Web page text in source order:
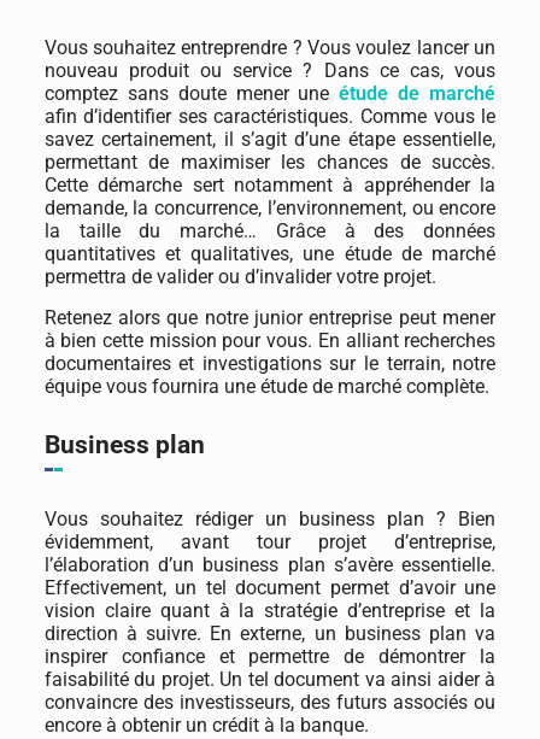
Vous souhaitez entreprendre ? Vous voulez lancer un
nouveau produit ou service ? Dans ce cas, vous
comptez sans doute mener uneétude de marché
afin d’identifier ses caractéristiques. Comme vous le
savez certainement, il s’agit d’une étape essentielle,
permettant de maximiser les chances de succès.
Cette démarche sert notamment à appréhender la
demande, la concurrence, l’environnement, ou encore
la taille du marché… Grâce à des données
quantitatives et qualitatives, une étude de marché
permettra de valider ou d’invalider votre projet.
Retenez alors que notre junior entreprise peut mener
à bien cette mission pour vous. En alliant recherches
documentaires et investigations sur le terrain, notre
équipe vous fournira une étude de marché complète.
Business plan
Vous souhaitez rédiger un business plan ? Bien
évidemment, avant tour projet d’entreprise,
l’élaboration d’un business plan s’avère essentielle.
Effectivement, un tel document permet d’avoir une
vision claire quant à la stratégie d’entreprise et la
direction à suivre. En externe, un business plan va
inspirer confiance et permettre de démontrer la
faisabilité du projet. Un tel document va ainsi aider à
convaincre des investisseurs, des futurs associés ou
encore à obtenir un crédit à la banque.